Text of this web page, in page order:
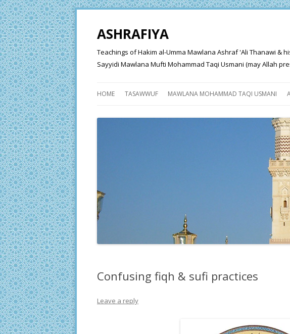
ASHRAFIYA
Teachings of Hakim al-Umma Mawlana Ashraf 'Ali Thanawi &
Sayyidi Mawlana Mufti Mohammad Taqi Usmani (may Allah
HOME TASAWWUF MAWLANA MOHAMMAD TAQI USMANI
Confusing fiqh & sufi practices
Leave a reply